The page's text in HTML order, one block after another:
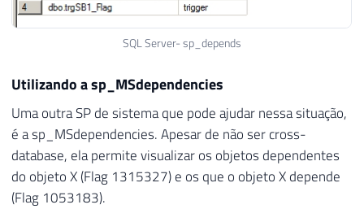
SQL Server- sp_depends
Utilizando a sp_MSdependencies
Uma outra SP de sistema que pode ajudar nessa situação,
é a sp_MSdependencies. Apesar de não ser cross-
database, ela permite visualizar os objetos dependentes
do objeto X (Flag 1315327) e os que o objeto X depende
(Flag 1053183).